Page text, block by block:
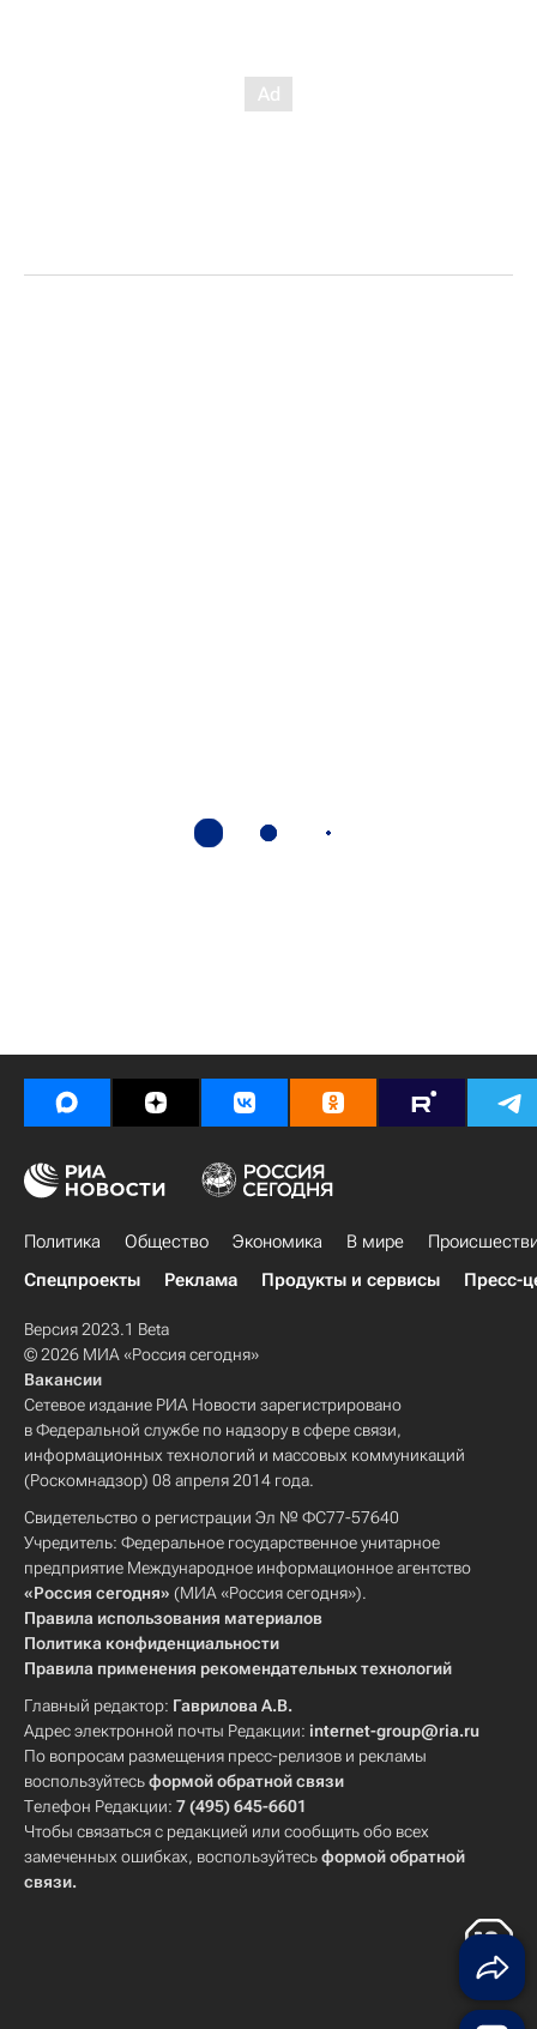
Политика Общество Экономика В мире
Спецпроекты
Реклама Продукты и сервисы Пресс-
Версия 2023.1 Beta
© 2026 МИА «Россия сегодня»
Вакансии
Сетевое издание РИА Новости зарегистрировано
в Федеральной службе по надзору в сфере связи,
информационных технологий и массовых коммуникаций
(Роскомнадзор) 08 апреля 2014 года.
Свидетельство о регистрации Эл № ФС77-57640
Учредитель: Федеральное государственное унитарное
предприятие Международное информационное агентство
«Россия сегодня» (МИА «Россия сегодня»).
Правила использования материалов
Политика конфиденциальности
Правила применения рекомендательных технологий
Главный редактор: Гаврилова А.В.
Адрес электронной почты Редакции: internet-group@ria.ru
По вопросам размещения пресс-релизов и рекламы
воспользуйтесьформой обратной связи
Телефон Редакции: 7 (495) 645-6601
Чтобы связаться с редакцией или сообщить обо всех
замеченных ошибках, воспользуйтесьформой обратной
связи.